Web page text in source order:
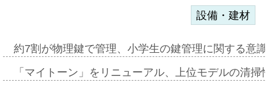
設備・建材
約7割が物理鍵で管理、小学生の鍵管理に関する意
「マイトーン」をリニューアル、上位モデルの清